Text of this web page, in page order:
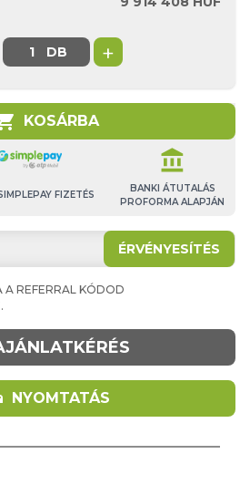
DB +
KOSÁRBA
FIZETÉS
account_balance
BANKI ÁTUTALÁS
PROFORMA ALAPJÁN
ÉRVÉNYESÍTÉS
REFERRAL KÓDOD
NYOMTATÁS